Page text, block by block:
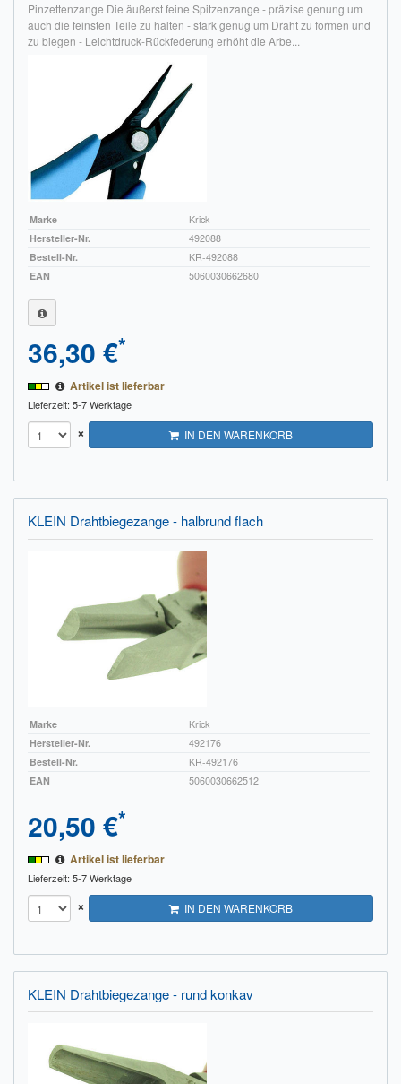
Pinzettenzange Die äußerst feine Spitzenzange - präzise genung um
auch die feinsten Teile zu halten - stark genug um Draht zu formen und
zu biegen - Leichtdruck-Rückfederung erhöht die Arbe...
Marke
Krick
Hersteller-Nr.
492088
Bestell-Nr.
KR-492088
EAN
5060030662680
36,30 €*
Artikel ist lieferbar
Lieferzeit: 5-7 Werktage
× IN DEN WARENKORB
KLEIN Drahtbiegezange - halbrund flach
Marke
Krick
Hersteller-Nr.
492176
Bestell-Nr.
KR-492176
EAN
5060030662512
20,50 €*
Artikel ist lieferbar
Lieferzeit: 5-7 Werktage
× IN DEN WARENKORB
KLEIN Drahtbiegezange - rund konkav